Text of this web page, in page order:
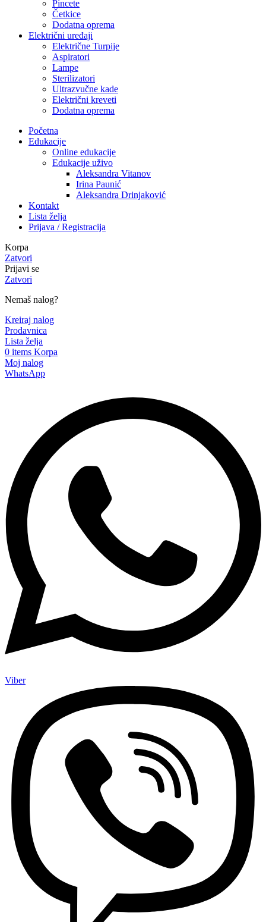
Pincete
Četkice
Dodatna oprema
Električni uređaji
Električne Turpije
Aspiratori
Lampe
Sterilizatori
Ultrazvučne kade
Električni kreveti
Dodatna oprema
Početna
Edukacije
Online edukacije
Edukacije uživo
Aleksandra Vitanov
Irina Paunić
Aleksandra Drinjaković
Kontakt
Lista želja
Prijava / Registracija
Korpa
Zatvori
Prijavi se
Zatvori
Nemaš nalog?
Kreiraj nalog
Prodavnica
Lista želja
0 items Korpa
Moj nalog
WhatsApp
Viber